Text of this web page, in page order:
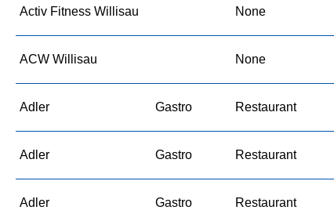
Activ Fitness Willisau None
ACW Willisau None
Adler Gastro Restaurant
Adler Gastro Restaurant
Adler Gastro Restaurant